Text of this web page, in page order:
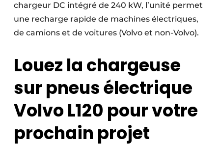
chargeur DC intégré de 240 kW, l’unité permet
une recharge rapide de machines électriques,
de camions et de voitures (Volvo et non-Volvo).
Louez la chargeuse
sur pneus électrique
Volvo L120 pour votre
prochain projet